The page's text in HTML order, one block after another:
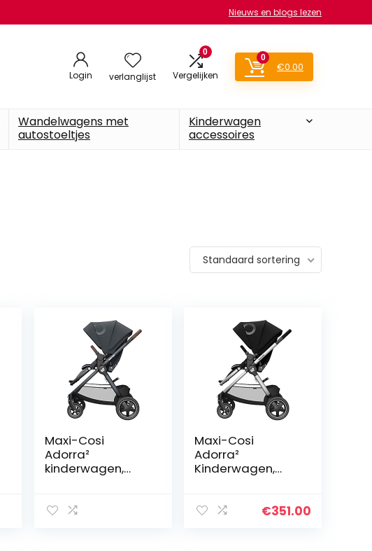
Nieuws en blogs lezen
Login verlanglijst
0
Vergelijken
0
€0.00
Wandelwagens met
autostoeltjes
Kinderwagen
accessoires
Standaard sortering
Maxi-Cosi
Adorra²
kinderwagen,
combi-
Maxi-Cosi
Adorra²
Kinderwagen,
Kinderwagen 3 in
€351.00